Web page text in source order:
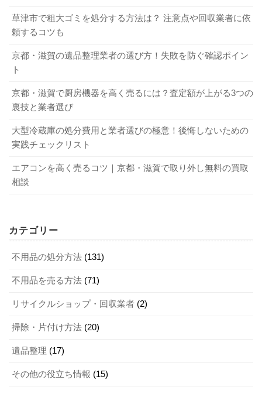
2．京都市での引越しゴミ処分、5つの選択
肢を徹底比較
市の収集以外にも、引越しゴミを処分する方法はありま
す。それぞれのメリット・デメリットを比較してみましょ
う。
1. 京都市の収集サービスを利用する
前述の通り、通常の収集日や大型ごみ収集を利用する方法
です。
「予約が必要で、すぐには捨てられない」ことです。
2. クリーンセンターへ自分で持ち込む
自分で京都市の指定処理施設（南部・東北部クリーンセン
ター）に直接持ち込む方法です。
できる」こと。デメリットは「運搬用のトラックや人員を
自社で手配する必要がある」「受付時間が平日の日中など
いため、「不要」と決まったらすぐに査定に出しまし
ょう。
きれいに掃除する：簡単な清掃をしておくだけで、査
付属品を揃える：取扱説明書やリモコン、保証書、外
箱などが揃っていると査定額が上がります。
まとめて査定に出す：単品よりも、複数の不用品をま
とめて査定に出す方が、業者も効率が良くなるため、
関連記事
京都市での引越しゴミの処分は、ルールが複雑で手間も時
準備は、想像以上に大変です。
そんな時、面倒な分別や搬出作業から、価値ある品の買取
までをワンストップで任せられるのが、私たちリサイクル
リサイクル買取センターは、京都市内での豊富な作業実績
草津市で粗大ゴミを処分する方法は？ 注意点や回収業者に依
頼するコツも
京都・滋賀の遺品整理業者の選び方！失敗を防ぐ確認ポイン
ト
京都・滋賀で厨房機器を高く売るには？査定額が上がる3つの
裏技と業者選び
大型冷蔵庫の処分費用と業者選びの極意！後悔しないための
実践チェックリスト
エアコンを高く売るコツ｜京都・滋賀で取り外し無料の買取
相談
カテゴリー
不用品の処分方法 (131)
不用品を売る方法 (71)
リサイクルショップ・回収業者 (2)
掃除・片付け方法 (20)
遺品整理 (17)
その他の役立ち情報 (15)